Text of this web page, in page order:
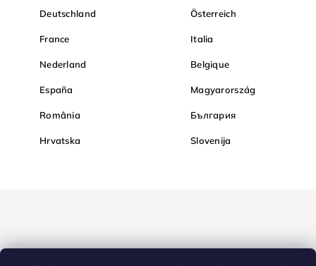
Deutschland Österreich
France Italia
Nederland Belgique
España Magyarország
România България
Hrvatska Slovenija